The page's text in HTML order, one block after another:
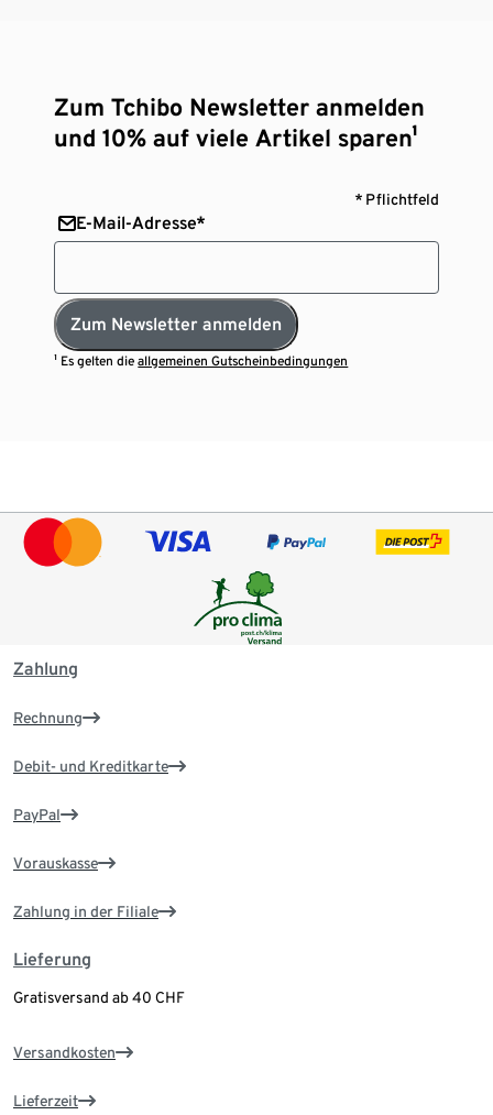
Zum Tchibo Newsletter anmelden
und 10% auf viele Artikel sparen¹
* Pflichtfeld
E-Mail-Adresse*
Zum Newsletter anmelden
¹ Es gelten dieallgemeinen Gutscheinbedingungen
Zahlung
Rechnung
Debit- und Kreditkarte
PayPal
Vorauskasse
Zahlung in der Filiale
Lieferung
Gratisversand ab 40 CHF
Versandkosten
Lieferzeit